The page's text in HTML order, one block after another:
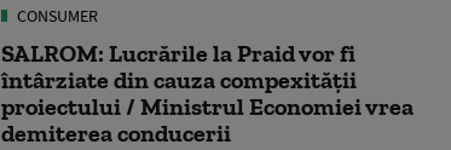
CONSUMER
SALROM: Lucrările la Praid vor fi
întârziate din cauza compexității
proiectului / Ministrul Economiei vrea
demiterea conducerii